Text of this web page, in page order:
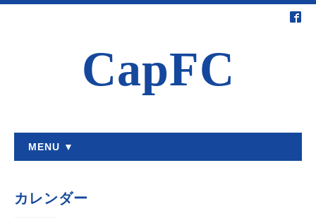
CapFC
MENU ▼
カレンダー